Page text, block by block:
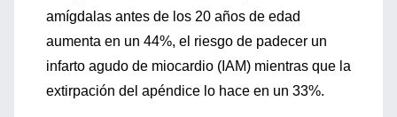
amígdalas antes de los 20 años de edad
aumenta en un 44%, el riesgo de padecer un
infarto agudo de miocardio (IAM) mientras que la
extirpación del apéndice lo hace en un 33%.